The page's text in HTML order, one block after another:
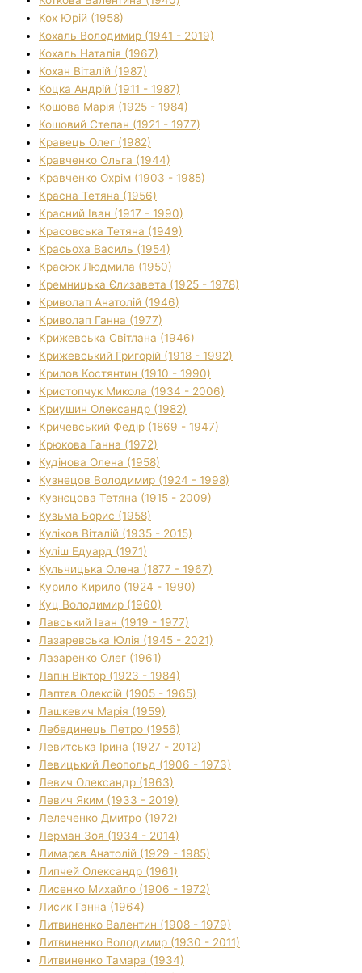
Кох Юрій (1958)
Кохаль Володимир (1941 - 2019)
Кохаль Наталія (1967)
Кохан Віталій (1987)
Коцка Андрій (1911 - 1987)
Кошова Марія (1925 - 1984)
Кошовий Степан (1921 - 1977)
Кравець Олег (1982)
Кравченко Ольга (1944)
Кравченко Охрім (1903 - 1985)
Красна Тетяна (1956)
Красний Іван (1917 - 1990)
Красовська Тетяна (1949)
Красьоха Василь (1954)
Красюк Людмила (1950)
Кремницька Єлизавета (1925 - 1978)
Криволап Анатолій (1946)
Криволап Ганна (1977)
Крижевська Світлана (1946)
Крижевський Григорій (1918 - 1992)
Крилов Костянтин (1910 - 1990)
Кристопчук Микола (1934 - 2006)
Криушин Олександр (1982)
Кричевський Федір (1869 - 1947)
Крюкова Ганна (1972)
Кудінова Олена (1958)
Кузнецов Володимир (1924 - 1998)
Кузнєцова Тетяна (1915 - 2009)
Кузьма Борис (1958)
Куліков Віталій (1935 - 2015)
Куліш Едуард (1971)
Кульчицька Олена (1877 - 1967)
Курило Кирило (1924 - 1990)
Куц Володимир (1960)
Лавський Іван (1919 - 1977)
Лазаревська Юлія (1945 - 2021)
Лазаренко Олег (1961)
Лапін Віктор (1923 - 1984)
Лаптєв Олексій (1905 - 1965)
Лашкевич Марія (1959)
Лебединець Петро (1956)
Левитська Ірина (1927 - 2012)
Левицький Леопольд (1906 - 1973)
Левич Олександр (1963)
Левич Яким (1933 - 2019)
Лелеченко Дмитро (1972)
Лерман Зоя (1934 - 2014)
Лимарєв Анатолій (1929 - 1985)
Липчей Олександр (1961)
Лисенко Михайло (1906 - 1972)
Лисик Ганна (1964)
Литвиненко Валентин (1908 - 1979)
Литвиненко Володимир (1930 - 2011)
Литвиненко Тамара (1934)